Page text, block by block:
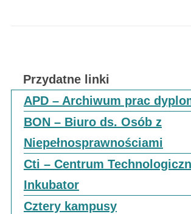
Przydatne linki
APD – Archiwum prac
BON – Biuro ds. Osób z
Niepełnosprawnościami
Cti – Centrum
Inkubator
Cztery kampusy